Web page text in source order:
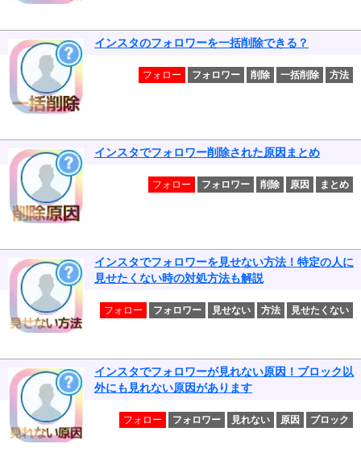
インスタのフォロワーを一括削除できる？
フォロー フォロワー 削除 一括削除 方法
インスタでフォロワー削除された原因まとめ
フォロー フォロワー 削除 原因 まとめ
インスタでフォロワーを見せない方法！特定の人に
見せたくない時の対処方法も解説
フォロー フォロワー 見せない 方法 見せたくない
インスタでフォロワーが見れない原因！ブロック以
外にも見れない原因があります
フォロー フォロワー 見れない 原因 ブロック